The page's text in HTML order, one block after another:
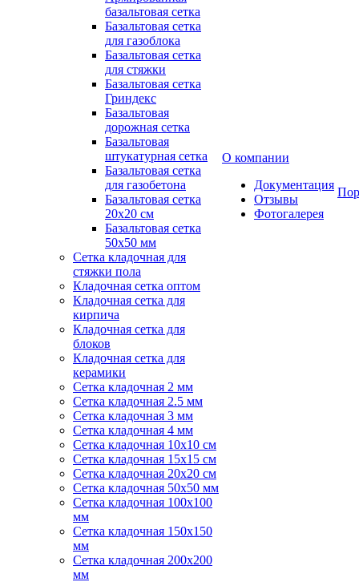
базальтовая сетка
Базальтовая сетка
для газоблока
Базальтовая сетка
для стяжки
Базальтовая сетка
Гриндекс
Базальтовая
дорожная сетка
Базальтовая
штукатурная сетка
Базальтовая сетка
для газобетона
Базальтовая сетка
20x20 см
Базальтовая сетка
50x50 мм
Сетка кладочная для
стяжки пола
Кладочная сетка оптом
Кладочная сетка для
кирпича
Кладочная сетка для
блоков
Кладочная сетка для
керамики
Сетка кладочная 2 мм
Сетка кладочная 2.5 мм
Сетка кладочная 3 мм
Сетка кладочная 4 мм
Сетка кладочная 10x10 см
Сетка кладочная 15x15 см
Сетка кладочная 20x20 см
Сетка кладочная 50x50 мм
Сетка кладочная 100x100
мм
Сетка кладочная 150x150
мм
Сетка кладочная 200x200
мм
О компании
Документация
Отзывы
Фотогалерея